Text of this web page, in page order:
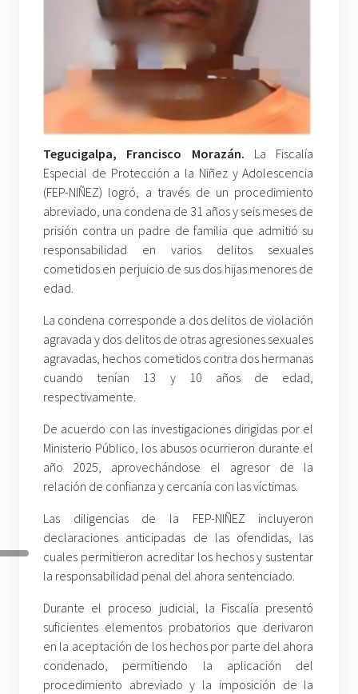
Tegucigalpa, Francisco Morazán. La Fiscalía
Especial de Protección a la Niñez y Adolescencia
(FEP-NIÑEZ) logró, a través de un procedimiento
abreviado, una condena de 31 años y seis meses de
prisión contra un padre de familia que admitió su
responsabilidad en varios delitos sexuales
cometidos en perjuicio de sus dos hijas menores de
edad.
La condena corresponde a dos delitos de violación
agravada y dos delitos de otras agresiones sexuales
agravadas, hechos cometidos contra dos hermanas
cuando tenían 13 y 10 años de edad,
respectivamente.
De acuerdo con las investigaciones dirigidas por el
Ministerio Público, los abusos ocurrieron durante el
año 2025, aprovechándose el agresor de la
relación de confianza y cercanía con las víctimas.
Las diligencias de la FEP-NIÑEZ incluyeron
declaraciones anticipadas de las ofendidas, las
cuales permitieron acreditar los hechos y sustentar
la responsabilidad penal del ahora sentenciado.
Durante el proceso judicial, la Fiscalía presentó
suficientes elementos probatorios que derivaron
en la aceptación de los hechos por parte del ahora
condenado, permitiendo la aplicación del
procedimiento abreviado y la imposición de la